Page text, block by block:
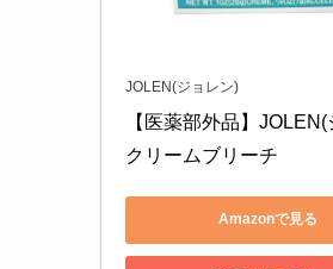
JOLEN(ジョレン)
【医薬部外品】
クリームブリーチ
Amazonで見る